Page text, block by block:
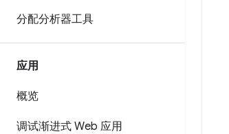
分配分析器工具
应用
概览
调试渐进式 Web 应用